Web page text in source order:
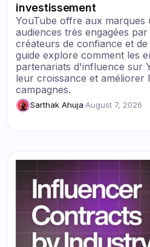
investissement
YouTube offre aux marques
audiences très engagées
créateurs de confiance et
guide explore comment les
partenariats d'influence sur
leur croissance et améliorer
campagnes.
Sarthak Ahuja·August 7, 2026